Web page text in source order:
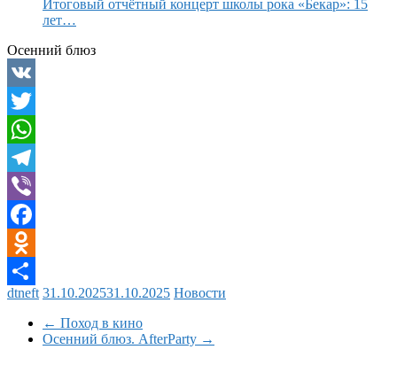
Итоговый отчётный концерт школы рока «Бекар»: 15
лет…
Осенний блюз
VK
Twitter
WhatsApp
Telegram
Viber
Facebook
Odnoklassniki
Отправить
dtneft 31.10.202531.10.2025 Новости
← Поход в кино
Осенний блюз. AfterParty →